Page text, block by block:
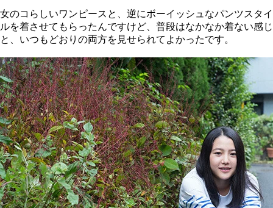
女のコらしいワンピースと、逆にボーイッシュなパンツスタイ
ルを着させてもらったんですけど、普段はなかなか着ない感じ
と、いつもどおりの両方を見せられてよかったです。